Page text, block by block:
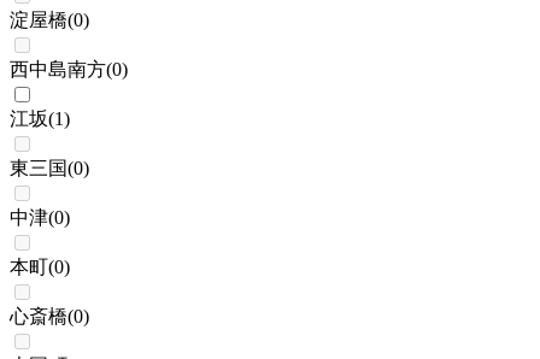
淀屋橋(0)
西中島南方(0)
江坂(1)
東三国(0)
中津(0)
本町(0)
心斎橋(0)